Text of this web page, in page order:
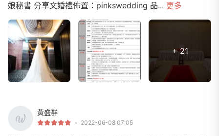
娘秘書 分享文婚禮佈置：pinkswedding 品... 更多
+ 21
黃盛群
2022-06-08 07:05